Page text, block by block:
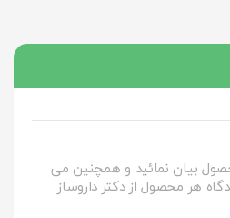
بیان نمائید و همچنین می
هر محصول از دکتر داروساز